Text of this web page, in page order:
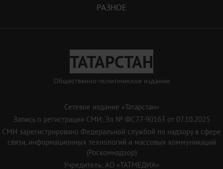
РАЗНОЕ
ТАТАРСТАН
Общественно-политическое издание
Сетевое издание «Татарстан»
Запись о регистрации СМИ: Эл № ФС77-90163 от 07.10.2025
СМИ зарегистрировано Федеральной службой по надзору в сфере
связи, информационных технологий и массовых коммуникаций
(Роскомнадзор)
Учредитель: АО «ТАТМЕДИА»